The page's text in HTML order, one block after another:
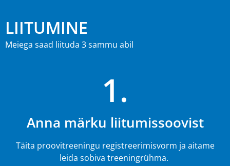
LIITUMINE
Meiega saad liituda 3 sammu abil
1.
Anna märku liitumissoovist
Täita proovitreeningu registreerimisvorm ja aitame
leida sobiva treeningrühma.